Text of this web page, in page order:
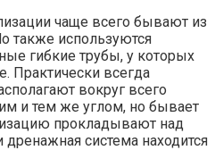
чаще всего бывают из
также используются
гибкие трубы, у которых
Практически всегда
вокруг всего
и тем же углом, но бывает
прокладывают над
система находится